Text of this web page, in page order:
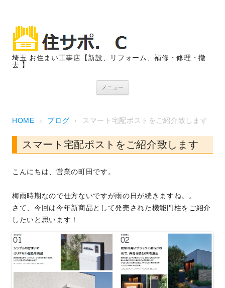
埼玉 お住まい工事店【新設、リフォーム、補修・修理・撤
去 】
メニュー
HOME › ブログ › スマート宅配ポストをご紹介致します
スマート宅配ポストをご紹介致します
こんにちは、営業の町田です。
梅雨時期なので仕方ないですが雨の日が続きますね。。
さて、今回は今年新商品として発売された機能門柱をご紹介
したいと思います！